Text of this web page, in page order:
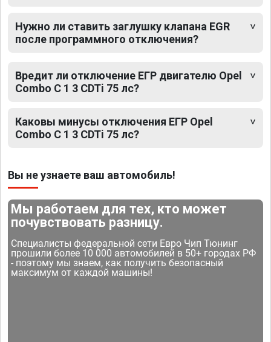
Нужно ли ставить заглушку клапана EGR
после программного отключения?
Вредит ли отключение ЕГР двигателю Opel
Combo C 1 3 CDTi 75 лс?
Каковы минусы отключения ЕГР Opel
Combo C 1 3 CDTi 75 лс?
Вы не узнаете ваш автомобиль!
Мы работаем для тех, кто может
почувствовать разницу.
Специалисты федеральной сети Евро Чип Тюнинг
прошили более 10 000 автомобилей в 50+ городах РФ
- поэтому мы знаем, как получить безопасный
максимум от каждой машины!